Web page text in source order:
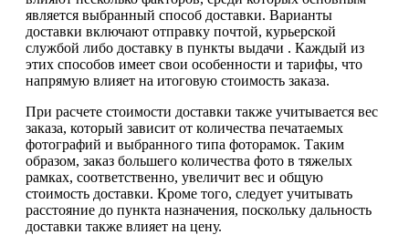
является выбранный способ доставки. Варианты
доставки включают отправку почтой, курьерской
службой либо доставку в пункты выдачи . Каждый из
этих способов имеет свои особенности и тарифы, что
напрямую влияет на итоговую стоимость заказа.
При расчете стоимости доставки также учитывается вес
заказа, который зависит от количества печатаемых
фотографий и выбранного типа фоторамок. Таким
образом, заказ большего количества фото в тяжелых
рамках, соответственно, увеличит вес и общую
стоимость доставки. Кроме того, следует учитывать
расстояние до пункта назначения, поскольку дальность
доставки также влияет на цену.